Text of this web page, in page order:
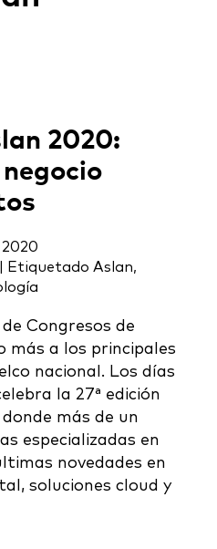
2020:
Etiquetado Aslan,
Congresos de
más a los principales
nacional. Los días
la 27ª edición
más de un
especializadas en
novedades en
soluciones cloud y